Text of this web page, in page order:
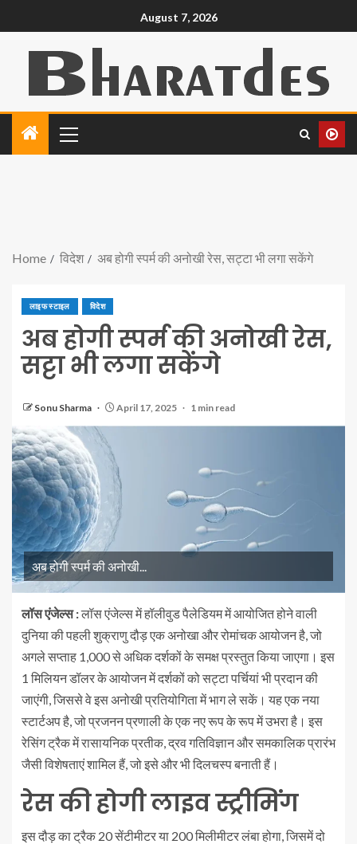
August 7, 2026
Home विदेश अब होगी स्पर्म की अनोखी रेस, सट्टा भी लगा सकेंगे
लाइफ स्टाइल विदेश
अब होगी स्पर्म की अनोखी रेस,
सट्टा भी लगा सकेंगे
Sonu Sharma April 17, 2025 1 min read
अब होगी स्पर्म की अनोखी...
लॉस एंजेल्स :लॉस एंजेल्स में हॉलीवुड पैलेडियम में आयोजित होने वाली
दुनिया की पहली शुक्राणु दौड़ एक अनोखा और रोमांचक आयोजन है, जो
अगले सप्ताह 1,000 से अधिक दर्शकों के समक्ष प्रस्तुत किया जाएगा। इस
1 मिलियन डॉलर के आयोजन में दर्शकों को सट्टा पर्चियां भी प्रदान की
जाएंगी, जिससे वे इस अनोखी प्रतियोगिता में भाग ले सकें। यह एक नया
स्टार्टअप है, जो प्रजनन प्रणाली के एक नए रूप के रूप में उभरा है। इस
रेसिंग ट्रैक में रासायनिक प्रतीक, द्रव गतिविज्ञान और समकालिक प्रारंभ
जैसी विशेषताएं शामिल हैं, जो इसे और भी दिलचस्प बनाती हैं।
रेस की होगी लाइव स्ट्रीमिंग
इस दौड़ का ट्रैक 20 सेंटीमीटर या 200 मिलीमीटर लंबा होगा, जिसमें दो